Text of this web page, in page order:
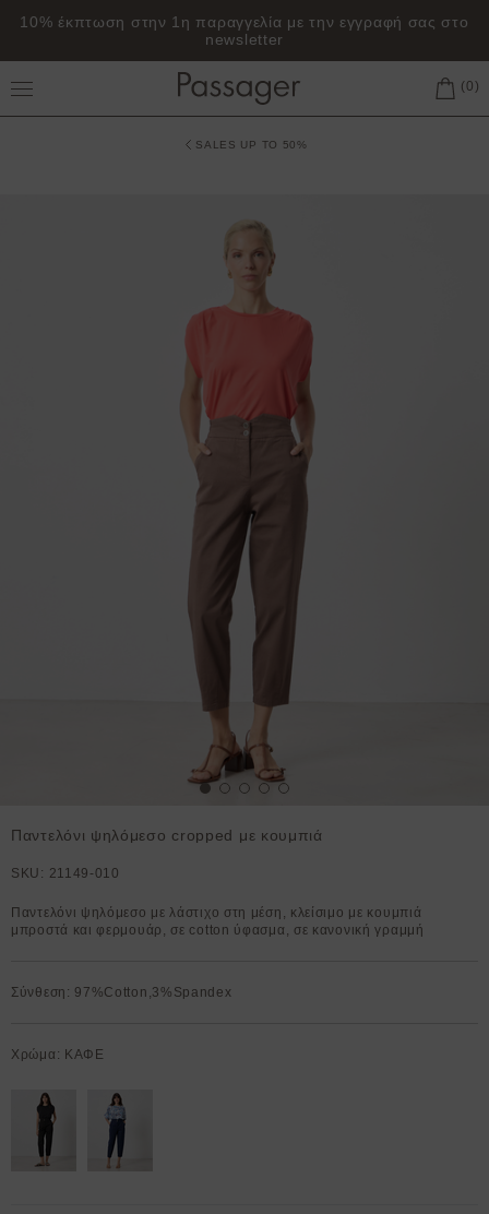
10% έκπτωση στην 1η παραγγελία με την εγγραφή σας στο
newsletter
Toggle Main Menu
SALES UP TO 50%
Παντελόνι ψηλόμεσο cropped με κουμπιά
SKU: 21149-010
Παντελόνι ψηλόμεσο με λάστιχο στη μέση, κλείσιμο με κουμπιά
μπροστά και φερμουάρ, σε cotton ύφασμα, σε κανονική γραμμή
Σύνθεση: 97%Cotton,3%Spandex
Χρώμα: ΚΑΦΕ